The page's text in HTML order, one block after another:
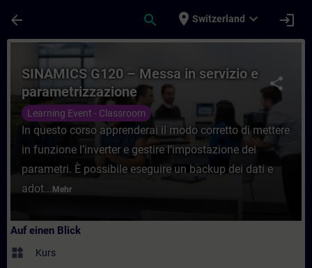
arrow_back search place Switzerland expand_more login
Kurs - SINAMICS G120 – Messa in
share
SINAMICS G120 – Messa in servizio e
parametrizzazione
Learning Event - Classroom
In questo corso apprenderai il modo corretto di mettere
in funzione l’inverter e gestire l’impostazione dei
parametri. È possibile eseguire un backup dei dati e
adot... Mehr
Auf einen Blick
widgets Kurs